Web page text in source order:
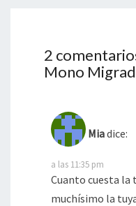
2
Mono
Miadice:
a las 11:35 pm
Cuanto cuesta la
muchísimo la